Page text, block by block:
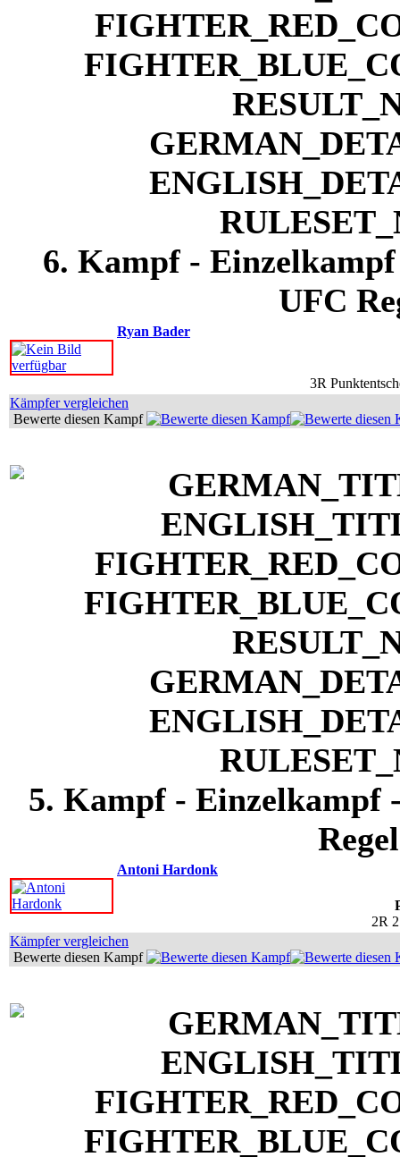
6. Kampf -
UFC
Ryan Bader
3R
Kämpfer vergleichen
Bewerte diesen Kampf
5. Kampf - Einzelkampf
Antoni Hardonk
2R
Kämpfer vergleichen
Bewerte diesen Kampf